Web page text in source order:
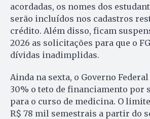
acordadas, os nomes dos
serão incluídos nos cadastros
crédito. Além disso, ficam
2026 as solicitações para que o
dívidas inadimplidas.
Ainda na sexta, o Governo
30% o teto de financiamento por
para o curso de medicina. O
R$ 78 mil semestrais a partir do